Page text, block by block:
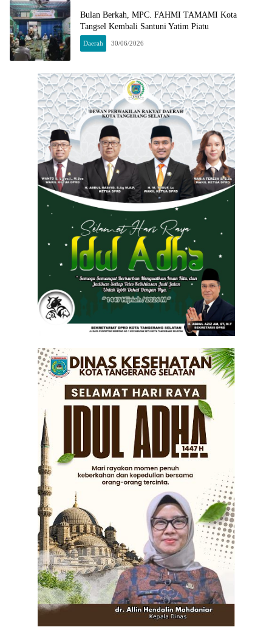
Bulan Berkah, MPC. FAHMI TAMAMI Kota
Tangsel Kembali Santuni Yatim Piatu
Daerah 30/06/2026